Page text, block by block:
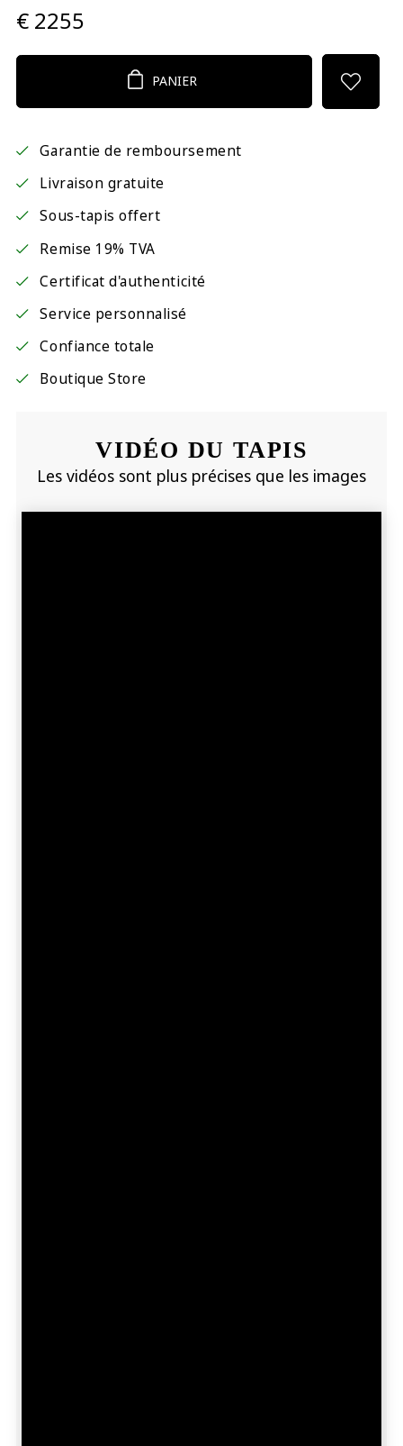
€ 2255
PANIER
Garantie de remboursement
Livraison gratuite
Sous-tapis offert
Remise 19% TVA
Certificat d'authenticité
Service personnalisé
Confiance totale
Boutique Store
VIDÉO DU TAPIS
Les vidéos sont plus précises que les images